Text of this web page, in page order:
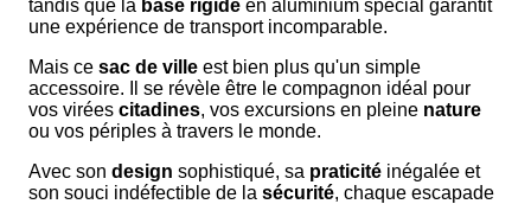
tandis que la base rigide en aluminium spécial garantit
une expérience de transport incomparable.
Mais ce sac de ville est bien plus qu'un simple
accessoire. Il se révèle être le compagnon idéal pour
vos virées citadines, vos excursions en pleine nature
ou vos périples à travers le monde.
Avec son design sophistiqué, sa praticité inégalée et
son souci indéfectible de la sécurité, chaque escapade